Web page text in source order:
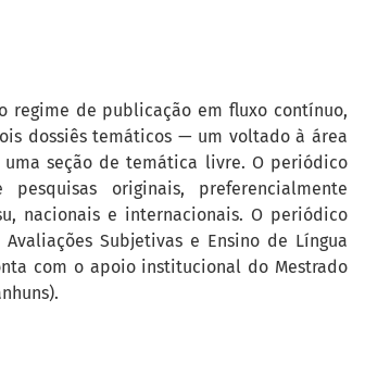
regime de publicação em fluxo contínuo,
dossiês temáticos — um voltado à área
seção de temática livre. O periódico
originais, preferencialmente
nacionais e internacionais. O periódico
Subjetivas e Ensino de Língua
com o apoio institucional do Mestrado